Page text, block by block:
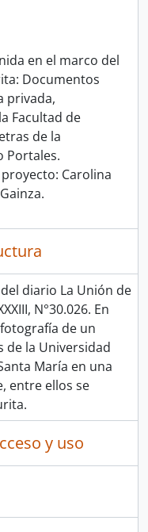
en el marco del
Documentos
privada,
Facultad de
de la
Portales.
Carolina
diario La Unión de
N°30.026. En
de un
de la Universidad
María en una
entre ellos se
y uso